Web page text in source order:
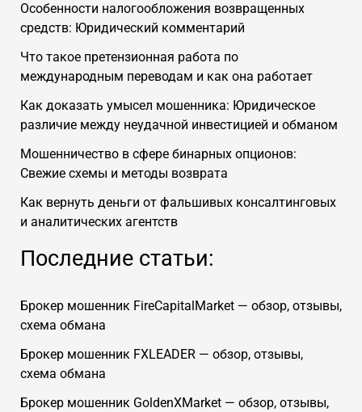
Особенности налогообложения возвращенных
средств: Юридический комментарий
Что такое претензионная работа по
международным переводам и как она работает
Как доказать умысел мошенника: Юридическое
различие между неудачной инвестицией и обманом
Мошенничество в сфере бинарных опционов:
Свежие схемы и методы возврата
Как вернуть деньги от фальшивых консалтинговых
и аналитических агентств
Последние статьи:
Брокер мошенник FireCapitalMarket — обзор, отзывы,
схема обмана
Брокер мошенник FXLEADER — обзор, отзывы,
схема обмана
Брокер мошенник GoldenXMarket — обзор, отзывы,